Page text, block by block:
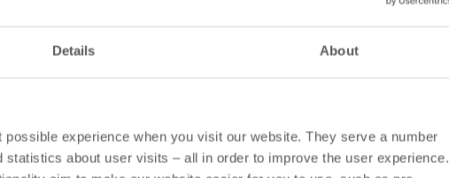
Details About
experience when you visit our website. They serve a number
about user visits – all in order to improve the user experience.